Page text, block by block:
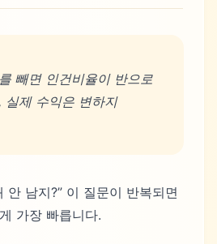
빼면 인건비율이 반으로
실제 수익은 변하지
안 남지?” 이 질문이 반복되면
가장 빠릅니다.